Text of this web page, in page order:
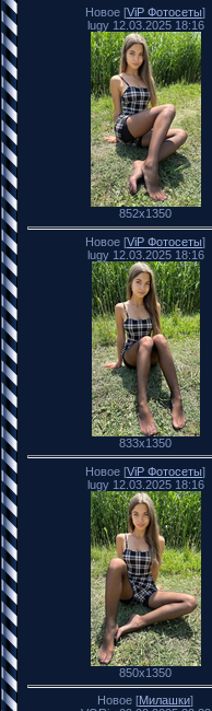
Новое [ViP Фотосеты]
lugy 12.03.2025 18:16
852x1350
Новое [ViP Фотосеты]
lugy 12.03.2025 18:16
833x1350
Новое [ViP Фотосеты]
lugy 12.03.2025 18:16
850x1350
Новое [Милашки]